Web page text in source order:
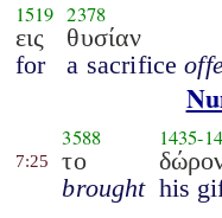
1519
εις
for
2378
θυσίαν
a sacrifice
7:25
3588
το
brought
1435-
his